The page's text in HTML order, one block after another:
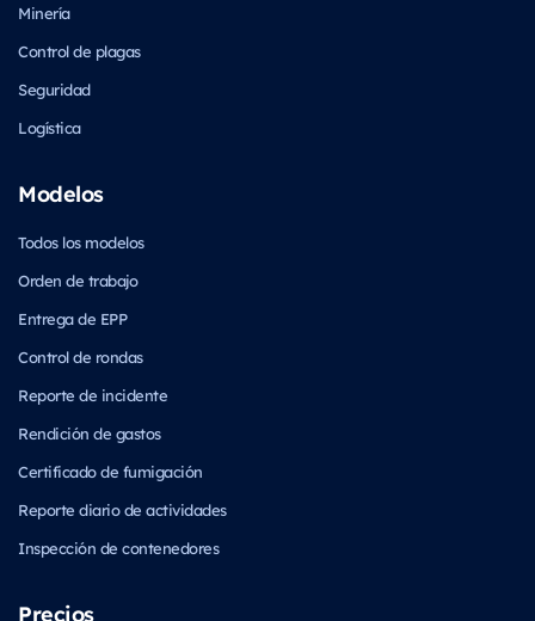
Minería
Control de plagas
Seguridad
Logística
Modelos
Todos los modelos
Orden de trabajo
Entrega de EPP
Control de rondas
Reporte de incidente
Rendición de gastos
Certificado de fumigación
Reporte diario de actividades
Inspección de contenedores
Precios